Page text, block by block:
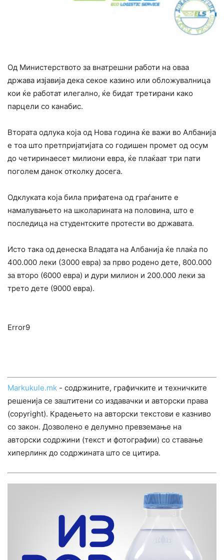
Од Министерството за внатрешни работи на оваа
држава изјавија дека секое казино или обложувалница
кои ќе работат илегално, ќе бидат третирани како
парцели со канабис.
Втората одлука која од Нова година ќе важи во Албанија
е тоа што претпријатијата со годишен промет од осум
до четиринаесет милиони евра, ќе плаќаат три пати
поголем данок отколку досега.
Одклуката која била прифатена од граѓаните е
намалувањето на школарината на половина, што е
последица на студентските протести во државата.
Исто така од денеска Владата на Албанија ќе плаќа по
400.000 леки (3000 евра) за прво родено дете, 800.000
за второ (6000 евра) и дури милион и 200.000 леки за
трето дете (9000 евра).
Error9
Markukule.mk - содржините, графичките и техничките
решенија се заштитени со издавачки и авторски права
(copyright). Крадењето на авторски текстови е казниво
со закон. Дозволено е делумно превземање на
авторски содржини (текст и фотографии) со ставање
хиперлинк до содржината што се цитира.